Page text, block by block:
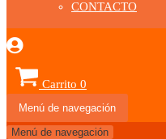
CONTACTO
Carrito 0
Menú de navegación
Menú de navegación